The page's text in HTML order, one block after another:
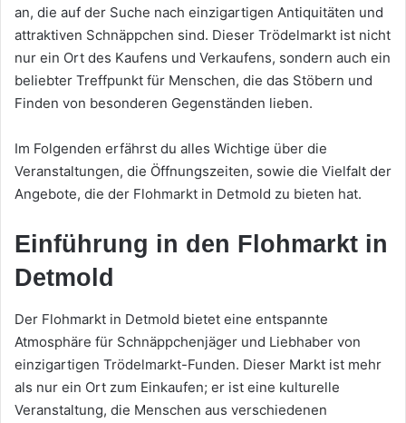
an, die auf der Suche nach einzigartigen Antiquitäten und
attraktiven Schnäppchen sind. Dieser Trödelmarkt ist nicht
nur ein Ort des Kaufens und Verkaufens, sondern auch ein
beliebter Treffpunkt für Menschen, die das Stöbern und
Finden von besonderen Gegenständen lieben.
Im Folgenden erfährst du alles Wichtige über die
Veranstaltungen, die Öffnungszeiten, sowie die Vielfalt der
Angebote, die der Flohmarkt in Detmold zu bieten hat.
Einführung in den Flohmarkt in
Detmold
Der Flohmarkt in Detmold bietet eine entspannte
Atmosphäre für Schnäppchenjäger und Liebhaber von
einzigartigen Trödelmarkt-Funden. Dieser Markt ist mehr
als nur ein Ort zum Einkaufen; er ist eine kulturelle
Veranstaltung, die Menschen aus verschiedenen